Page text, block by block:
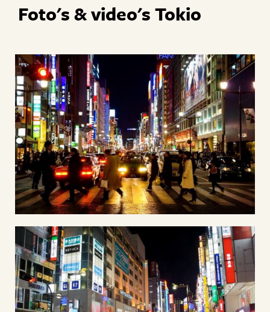
Foto's & video's Tokio